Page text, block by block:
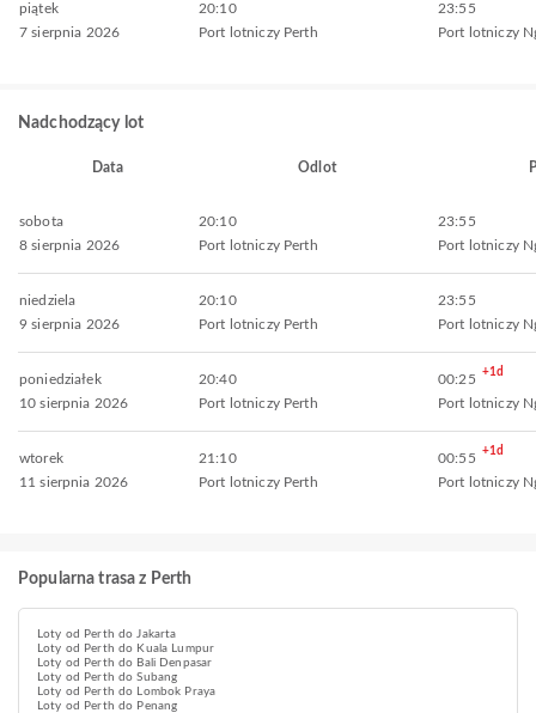
piątek
7 sierpnia 2026
20:10
Port lotniczy Perth
23:55
Port lotniczy
Nadchodzący lot
Data Odlot
sobota
8 sierpnia 2026
20:10
Port lotniczy Perth
23:55
Port lotniczy
niedziela
9 sierpnia 2026
20:10
Port lotniczy Perth
23:55
Port lotniczy
poniedziałek
10 sierpnia 2026
20:40
Port lotniczy Perth
00:25 +1d
Port lotniczy
wtorek
11 sierpnia 2026
21:10
Port lotniczy Perth
00:55 +1d
Port lotniczy
Popularna trasa z Perth
Loty od Perth do Jakarta
Loty od Perth do Kuala Lumpur
Loty od Perth do Bali Denpasar
Loty od Perth do Subang
Loty od Perth do Lombok Praya
Loty od Perth do Penang